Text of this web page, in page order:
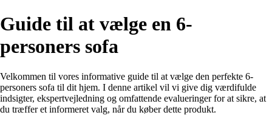
Guide til at vælge en 6-
personers sofa
Velkommen til vores informative guide til at vælge den perfekte 6-
personers sofa til dit hjem. I denne artikel vil vi give dig værdifulde
indsigter, ekspertvejledning og omfattende evalueringer for at sikre, at
du træffer et informeret valg, når du køber dette produkt.